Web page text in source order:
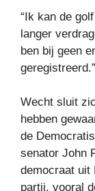
“Ik kan de
langer
ben bij geen
geregistreerd.”
Wecht sluit
hebben
de
senator John
democraat uit
partij. vooral